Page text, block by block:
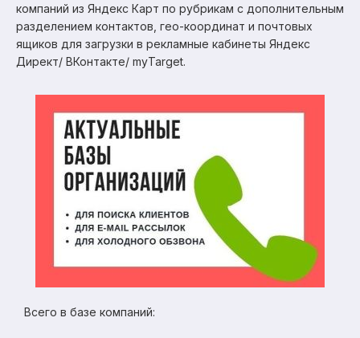
компаний из Яндекс Карт по рубрикам с дополнительным
разделением контактов, гео-координат и почтовых
ящиков для загрузки в рекламные кабинеты Яндекс
Директ/ ВКонтакте/ myTarget.
Всего в базе компаний: